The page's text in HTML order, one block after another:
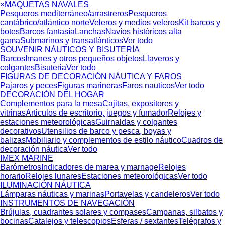
×MAQUETAS NAVALES
Pesqueros mediterráneo/arrastrerosPesqueros
cantábrico/atlántico norteVeleros y medios velerosKit barcos y
botesBarcos fantasía LanchasNavíos históricos alta
gamaSubmarinos y transatlánticosVer todo
SOUVENIR NÁUTICOS Y BISUTERÍA
Barcos Imanes y otros pequeños objetosLlaveros y
colgantesBisuteriaVer todo
FIGURAS DE DECORACIÓN NÁUTICA Y FAROS
Pajaros y pecesFiguras marinerasFaros nauticosVer todo
DECORACIÓN DEL HOGAR
Complementos para la mesaCajitas, expositores y
vitrinasArticulos de escritorio, juegos y fumadorRelojes y
estaciones meteorológicasGuirnaldas y colgantes
decorativosUtensilios de barco y pesca, boyas y
balizasMobiliario y complementos de estilo náuticoCuadros de
decoración náuticaVer todo
IMEX MARINE
Barómetros Indicadores de marea y marnageRelojes
horarioRelojes lunaresEstaciones meteorológicasVer todo
ILUMINACIÓN NÁUTICA
Lámparas náuticas y marinasPortavelas y candelerosVer todo
INSTRUMENTOS DE NAVEGACIÓN
Brújulas, cuadrantes solares y compasesCampanas, silbatos y
bocinasCatalejos y telescopiosEsferas / sextantesTelégrafos y